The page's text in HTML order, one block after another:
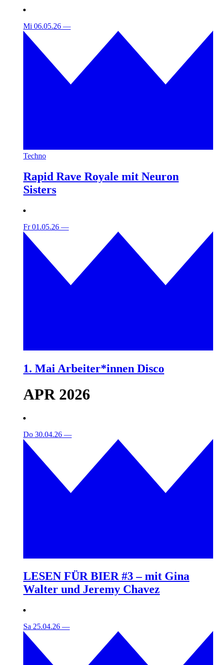
Mi 06.05.26 —
Techno
Rapid Rave Royale mit Neuron
Sisters
Fr 01.05.26 —
1. Mai Arbeiter*innen Disco
APR 2026
Do 30.04.26 —
LESEN FÜR BIER #3 – mit Gina
Walter und Jeremy Chavez
Sa 25.04.26 —